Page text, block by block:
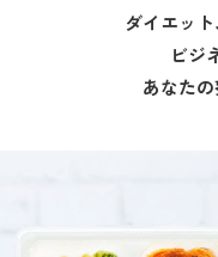
ダイエッ
ビジ
あなたの